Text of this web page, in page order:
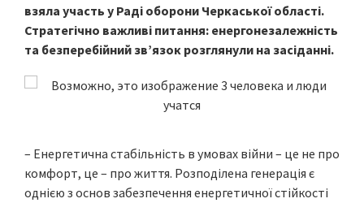
взяла участь у Раді оборони Черкаської області.
Стратегічно важливі питання: енергонезалежність
та безперебійний зв’язок розглянули на засіданні.
– Енергетична стабільність в умовах війни – це не про
комфорт, це – про життя. Розподілена генерація є
однією з основ забезпечення енергетичної стійкості